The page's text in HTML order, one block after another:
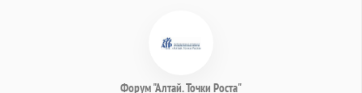
Форум "Алтай. Точки Роста"